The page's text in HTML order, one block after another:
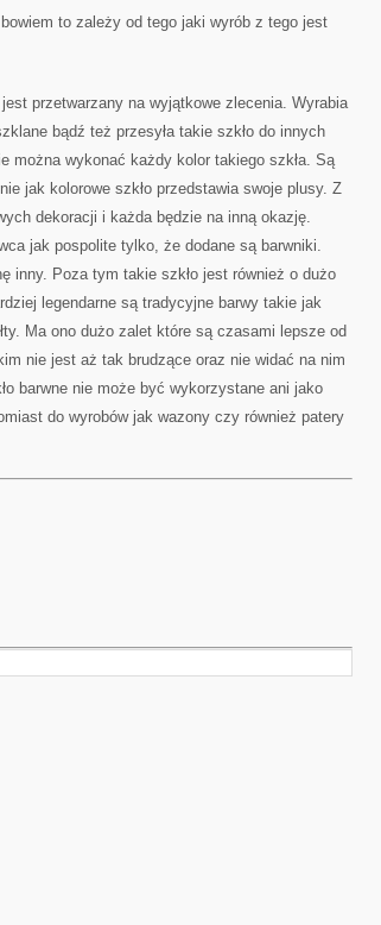
WOKÓŁ
WŁASNEGO
to zależy od tego jaki wyrób z tego jest
przetwarzany na wyjątkowe zlecenia. Wyrabia
bądź też przesyła takie szkło do innych
można wykonać każdy kolor takiego szkła. Są
jak kolorowe szkło przedstawia swoje plusy. Z
dekoracji i każda będzie na inną okazję.
jak pospolite tylko, że dodane są barwniki.
inny. Poza tym takie szkło jest również o dużo
legendarne są tradycyjne barwy takie jak
Ma ono dużo zalet które są czasami lepsze od
nie jest aż tak brudzące oraz nie widać na nim
barwne nie może być wykorzystane ani jako
do wyrobów jak wazony czy również patery